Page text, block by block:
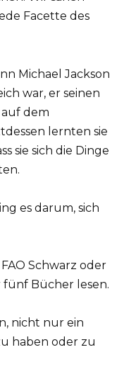
Facette des
Michael Jackson
war, er seinen
dem
lernten sie
sie sich die Dinge
es darum, sich
Schwarz oder
fünf Bücher lesen.
nicht nur ein
haben oder zu